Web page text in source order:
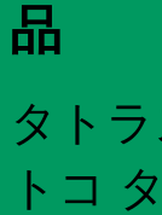
品
タト
トコ